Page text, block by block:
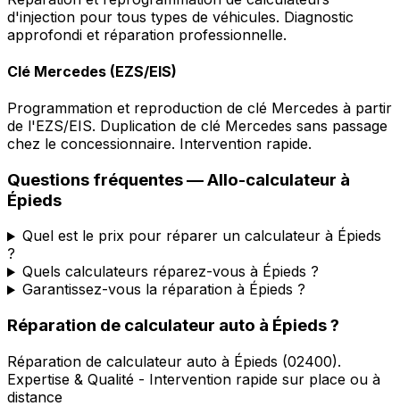
d'injection pour tous types de véhicules. Diagnostic
approfondi et réparation professionnelle.
Clé Mercedes (EZS/EIS)
Programmation et reproduction de clé Mercedes à partir
de l'EZS/EIS. Duplication de clé Mercedes sans passage
chez le concessionnaire. Intervention rapide.
Questions fréquentes —Allo-calculateur à
Épieds
Quel est le prix pour réparer un calculateur à Épieds
?
Quels calculateurs réparez-vous à Épieds ?
Garantissez-vous la réparation à Épieds ?
Réparation de calculateur auto à Épieds?
Réparation de calculateur auto à Épieds (02400).
Expertise & Qualité - Intervention rapide sur place ou à
distance